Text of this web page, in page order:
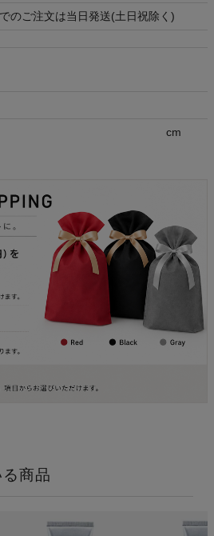
のご注文は当日発送(土日祝除く)
cm
商品